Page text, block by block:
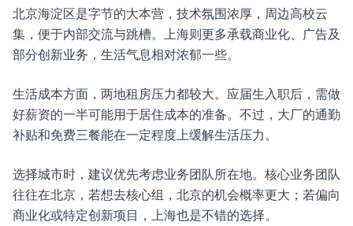
北京海淀区是字节的大本营，技术氛围浓厚，周边高校云
集，便于内部交流与跳槽。上海则更多承载商业化、广告及
部分创新业务，生活气息相对浓郁一些。
生活成本方面，两地租房压力都较大。应届生入职后，需做
好薪资的一半可能用于居住成本的准备。不过，大厂的通勤
补贴和免费三餐能在一定程度上缓解生活压力。
选择城市时，建议优先考虑业务团队所在地。核心业务团队
往往在北京，若想去核心组，北京的机会概率更大；若偏向
商业化或特定创新项目，上海也是不错的选择。